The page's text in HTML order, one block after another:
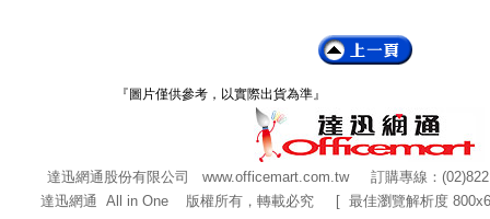
『圖片僅供參考，以實際出貨為準』
達迅網通股份有限公司 www.officemart.com.tw訂購專線：
達迅網通 All in One 版權所有，轉載必究 [ 最佳瀏覽解析度